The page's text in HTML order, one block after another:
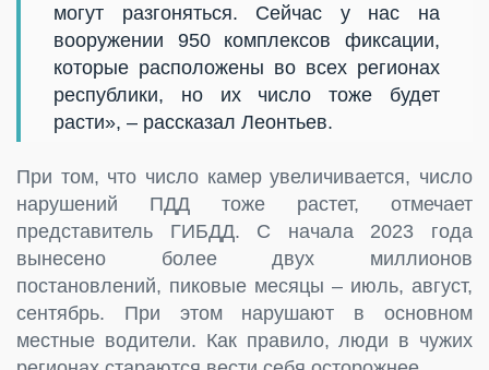
могут разгоняться. Сейчас у нас на
вооружении 950 комплексов фиксации,
которые расположены во всех регионах
республики, но их число тоже будет
расти», – рассказал Леонтьев.
При том, что число камер увеличивается, число
нарушений ПДД тоже растет, отмечает
представитель ГИБДД. С начала 2023 года
вынесено более двух миллионов
постановлений, пиковые месяцы – июль, август,
сентябрь. При этом нарушают в основном
местные водители. Как правило, люди в чужих